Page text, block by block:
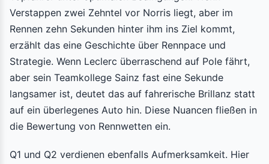
Verstappen zwei Zehntel vor Norris liegt, aber im
Rennen zehn Sekunden hinter ihm ins Ziel kommt,
erzählt das eine Geschichte über Rennpace und
Strategie. Wenn Leclerc überraschend auf Pole fährt,
aber sein Teamkollege Sainz fast eine Sekunde
langsamer ist, deutet das auf fahrerische Brillanz statt
auf ein überlegenes Auto hin. Diese Nuancen fließen in
die Bewertung von Rennwetten ein.
Q1 und Q2 verdienen ebenfalls Aufmerksamkeit. Hier